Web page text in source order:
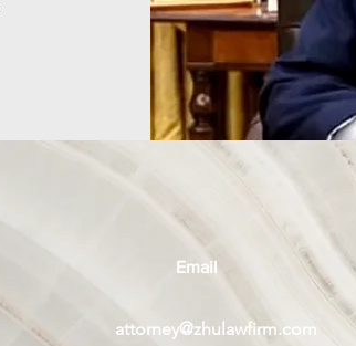
Email
attorney@zhulawfirm.com